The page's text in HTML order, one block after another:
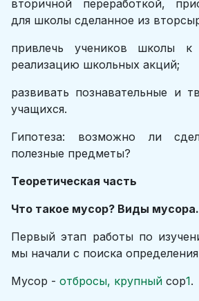
вторичной переработкой,
для школы сделанное из
привлечь учеников школы к
реализацию школьных акций;
развивать познавательные и
учащихся.
Гипотеза: возможно ли
полезные предметы?
Теоретическая часть
Что такое мусор? Виды мусора.
Первый этап работы по
мы начали с поиска
Мусор - отбросы, крупный сор1.